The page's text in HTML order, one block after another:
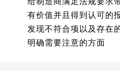
有价值并且得到认可的
发现不符合项以及存在
明确需要注意的方面